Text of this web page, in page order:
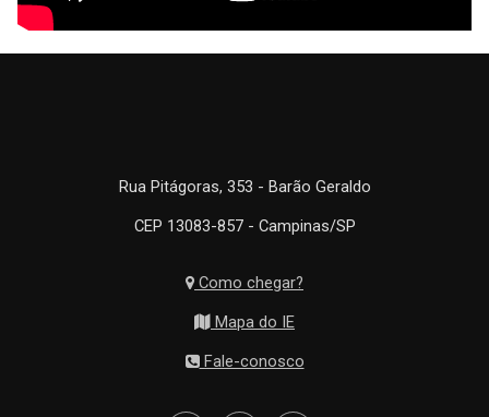
Rua Pitágoras, 353 - Barão Geraldo
CEP 13083-857 - Campinas/SP
Como chegar?
Mapa do IE
Fale-conosco